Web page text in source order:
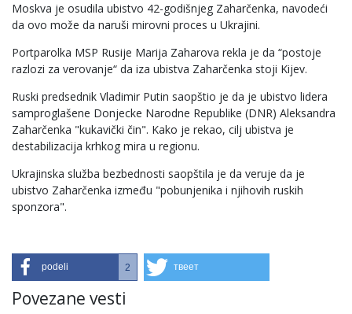
Moskva je osudila ubistvo 42-godišnjeg Zaharčenka, navodeći
da ovo može da naruši mirovni proces u Ukrajini.
Portparolka MSP Rusije Marija Zaharova rekla je da “postoje
razlozi za verovanje“ da iza ubistva Zaharčenka stoji Kijev.
Ruski predsednik Vladimir Putin saopštio je da je ubistvo lidera
samproglašene Donjecke Narodne Republike (DNR) Aleksandra
Zaharčenka "kukavički čin". Kako je rekao, cilj ubistva je
destabilizacija krhkog mira u regionu.
Ukrajinska služba bezbednosti saopštila je da veruje da je
ubistvo Zaharčenka između "pobunjenika i njihovih ruskih
sponzora".
podeli 2 твеет
Povezane vesti